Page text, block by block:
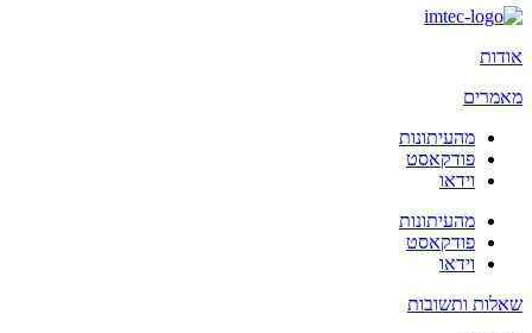
אודות
מאמרים
מהעיתונות
פודקאסט
וידאו
מהעיתונות
פודקאסט
וידאו
שאלות ותשובות